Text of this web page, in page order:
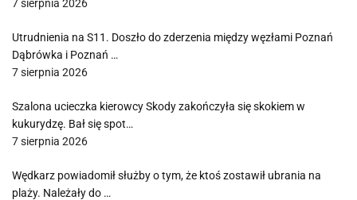
7 sierpnia 2026
Utrudnienia na S11. Doszło do zderzenia między węzłami Poznań
Dąbrówka i Poznań …
7 sierpnia 2026
Szalona ucieczka kierowcy Skody zakończyła się skokiem w
kukurydzę. Bał się spot…
7 sierpnia 2026
Wędkarz powiadomił służby o tym, że ktoś zostawił ubrania na
plaży. Należały do …